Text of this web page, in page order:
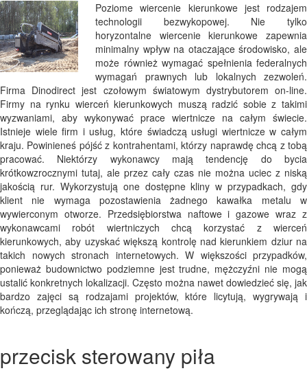
Poziome wiercenie kierunkowe jest rodzajem
technologii bezwykopowej. Nie tylko
horyzontalne wiercenie kierunkowe zapewnia
minimalny wpływ na otaczające środowisko, ale
może również wymagać spełnienia federalnych
wymagań prawnych lub lokalnych zezwoleń.
Firma Dinodirect jest czołowym światowym dystrybutorem on-line.
Firmy na rynku wierceń kierunkowych muszą radzić sobie z takimi
wyzwaniami, aby wykonywać prace wiertnicze na całym świecie.
Istnieje wiele firm i usług, które świadczą usługi wiertnicze w całym
kraju. Powinieneś pójść z kontrahentami, którzy naprawdę chcą z tobą
pracować. Niektórzy wykonawcy mają tendencję do bycia
krótkowzrocznymi tutaj, ale przez cały czas nie można uciec z niską
jakością rur. Wykorzystują one dostępne kliny w przypadkach, gdy
klient nie wymaga pozostawienia żadnego kawałka metalu w
wywierconym otworze. Przedsiębiorstwa naftowe i gazowe wraz z
wykonawcami robót wiertniczych chcą korzystać z wierceń
kierunkowych, aby uzyskać większą kontrolę nad kierunkiem dziur na
takich nowych stronach internetowych. W większości przypadków,
ponieważ budownictwo podziemne jest trudne, mężczyźni nie mogą
ustalić konkretnych lokalizacji. Często można nawet dowiedzieć się, jak
bardzo zajęci są rodzajami projektów, które licytują, wygrywają i
kończą, przeglądając ich stronę internetową.
przecisk sterowany piła